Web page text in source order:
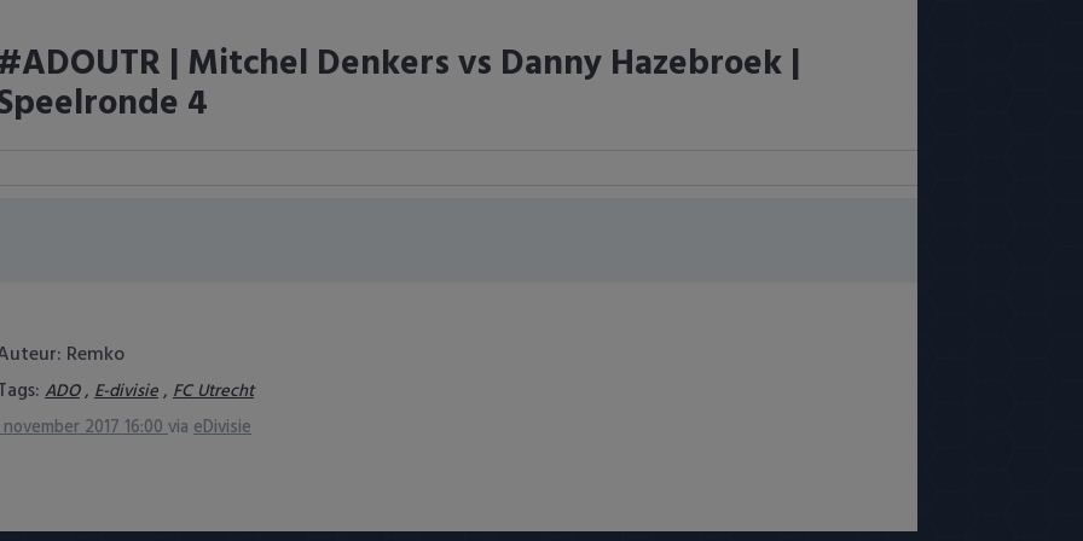
| Mitchel Denkers vs Danny Hazebroek |
4
Remko
ADO, E-divisie, FC Utrecht
2017 16:00via eDivisie